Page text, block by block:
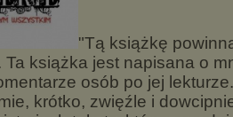
"Tą książkę
Ta książka jest napisana o
osób po jej
krótko, zwięźle i